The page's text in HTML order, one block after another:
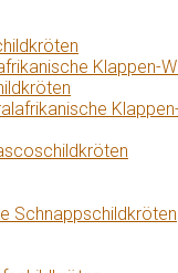
Klappen-
Schnappschildkröten